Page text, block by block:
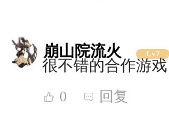
崩山院流火 Lv7
很不错的合作游戏
0 回复